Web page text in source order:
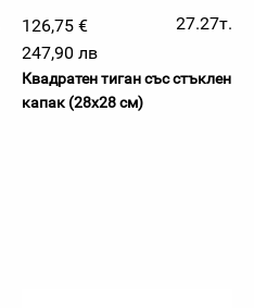
126,75 €
27.27т.
247,90 лв
Квадратен тиган със стъклен
капак (28х28 см)